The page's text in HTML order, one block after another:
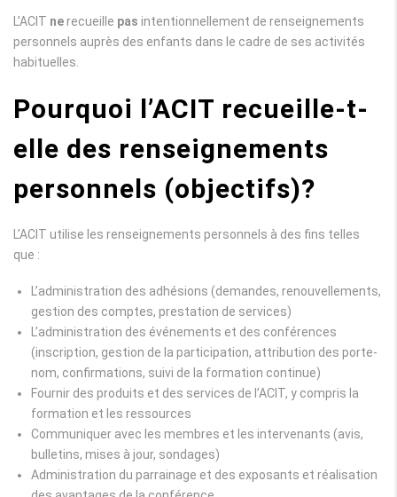
L’ACIT nerecueille pas intentionnellement de renseignements
personnels auprès des enfants dans le cadre de ses activités
habituelles.
Pourquoi l’ACIT recueille-t-
elle des renseignements
personnels (objectifs)?
L’ACIT utilise les renseignements personnels à des fins telles
que :
L’administration des adhésions (demandes, renouvellements,
gestion des comptes, prestation de services)
L’administration des événements et des conférences
(inscription, gestion de la participation, attribution des porte-
nom, confirmations, suivi de la formation continue)
Fournir des produits et des services de l’ACIT, y compris la
formation et les ressources
Communiquer avec les membres et les intervenants (avis,
bulletins, mises à jour, sondages)
Administration du parrainage et des exposants et réalisation